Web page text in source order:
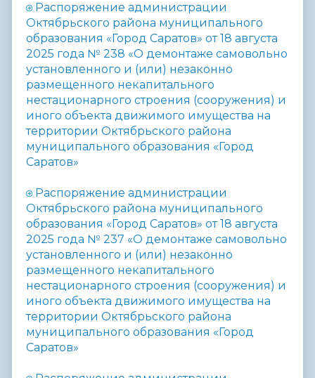
Распоряжение администрации
Октябрьского района муниципального
образования «Город Саратов» от 18 августа
2025 года № 238 «О демонтаже самовольно
установленного и (или) незаконно
размещенного некапитального
нестационарного строения (сооружения) и
иного объекта движимого имущества на
территории Октябрьского района
муниципального образования «Город
Саратов»
Распоряжение администрации
Октябрьского района муниципального
образования «Город Саратов» от 18 августа
2025 года № 237 «О демонтаже самовольно
установленного и (или) незаконно
размещенного некапитального
нестационарного строения (сооружения) и
иного объекта движимого имущества на
территории Октябрьского района
муниципального образования «Город
Саратов»